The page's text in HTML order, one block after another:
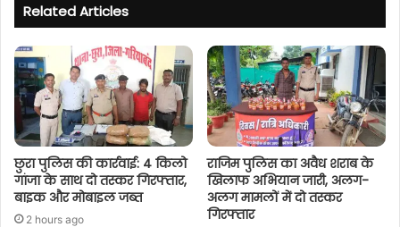
Related Articles
छुरा पुलिस की कार्रवाई: 4 किलो
गांजा के साथ दो तस्कर गिरफ्तार,
बाइक और मोबाइल जब्त
2 hours ago
राजिम पुलिस का अवैध शराब के
खिलाफ अभियान जारी, अलग-
अलग मामलों में दो तस्कर
गिरफ्तार